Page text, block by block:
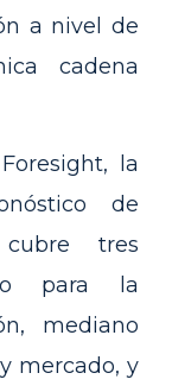
a nivel de
cadena
la
de
tres
para la
mediano
mercado, y